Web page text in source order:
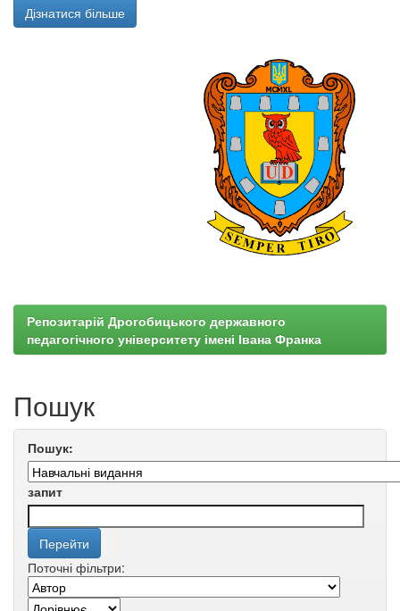
Дізнатися більше
Репозитарій Дрогобицького державного
педагогічного університету імені Івана Франка
Пошук
Пошук:
запит
Поточні фільтри: